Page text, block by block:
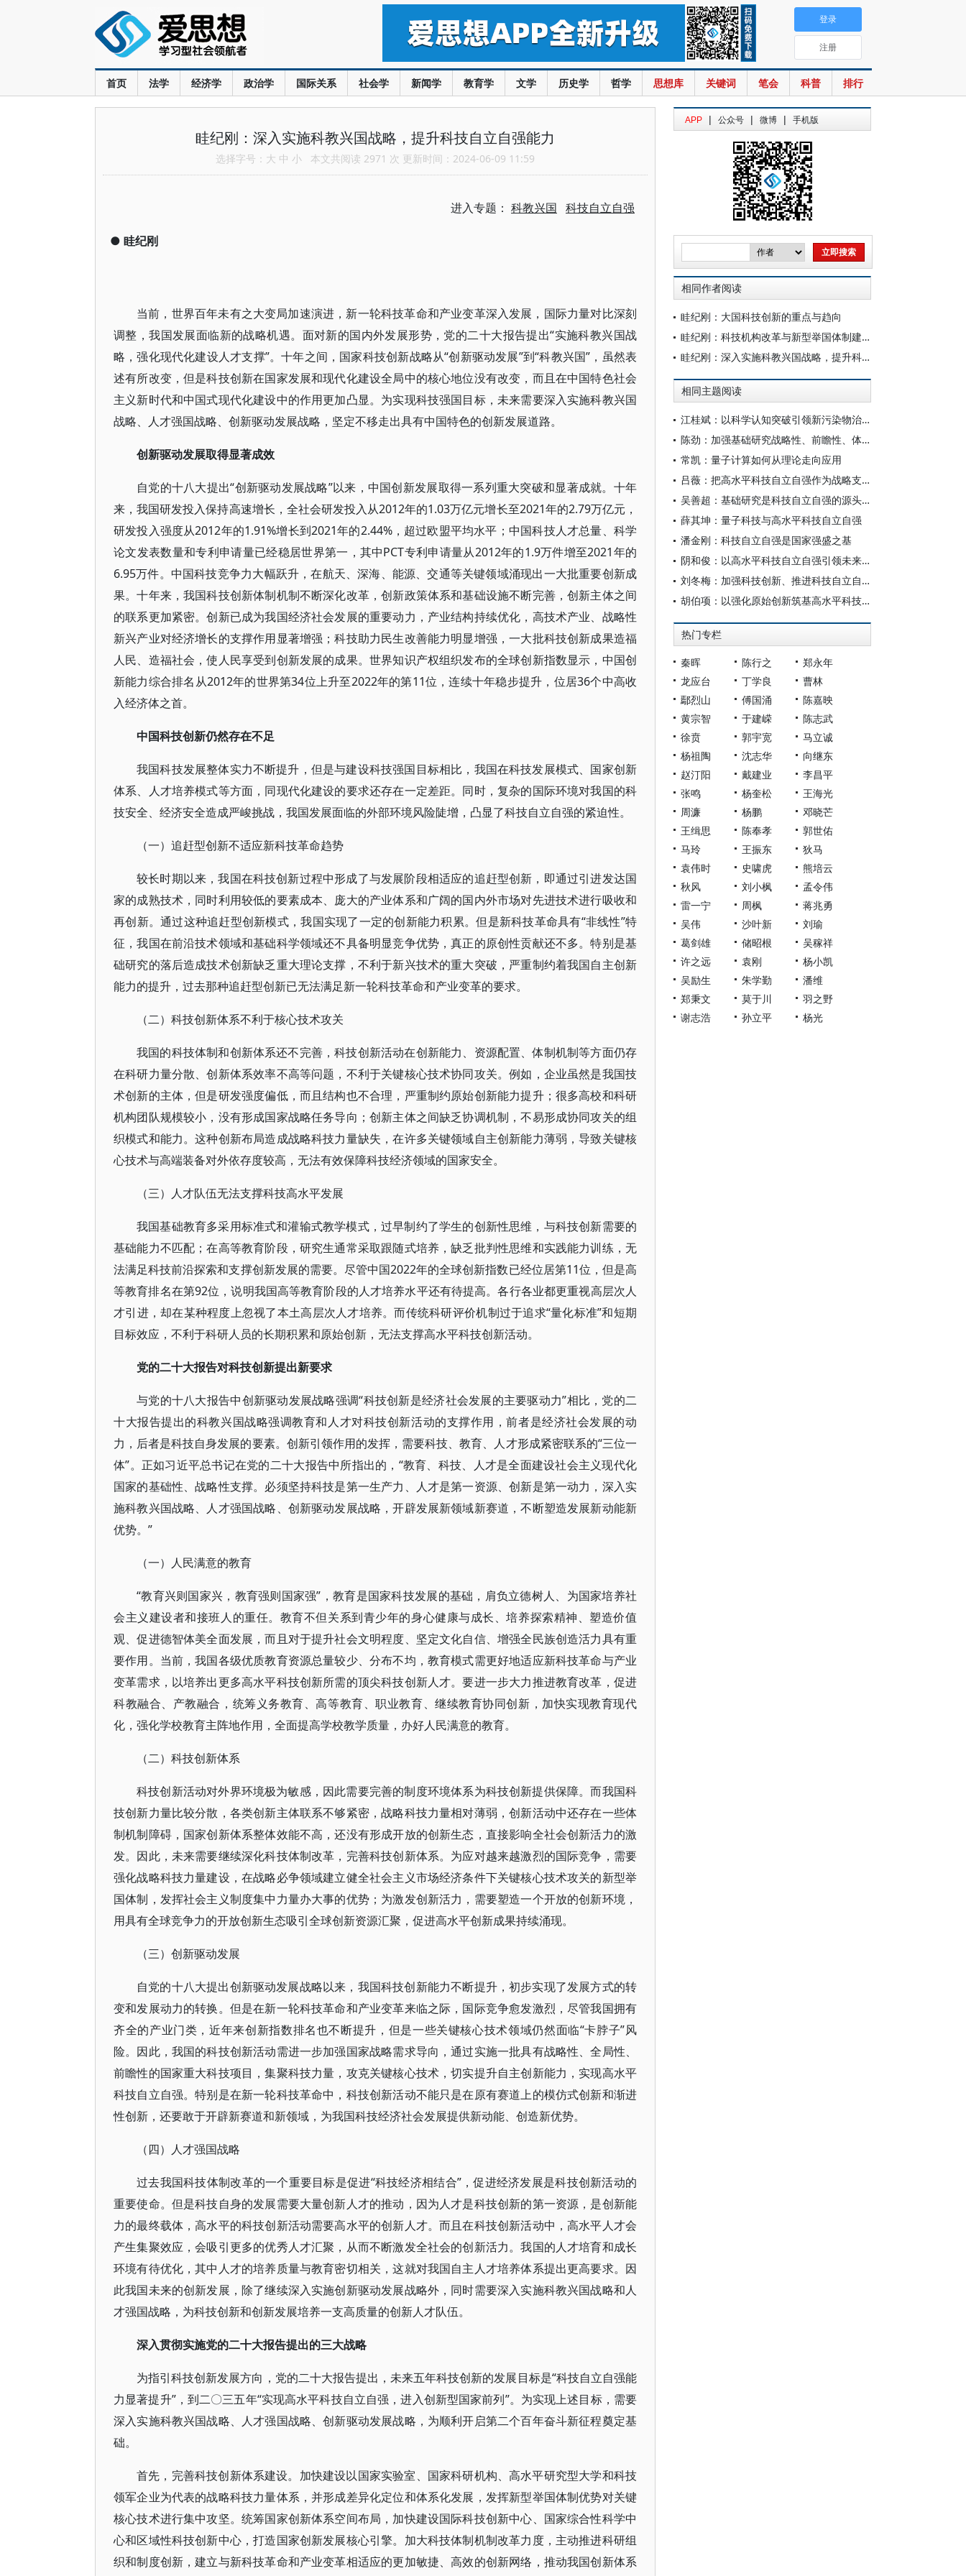
首页 法学 经济学 政治学 国际关系 社会学 新闻学 教育学 文学 历史学 哲学 思想库 关键词 笔会 科普 排行
登录
注册
眭纪刚：深入实施科教兴国战略，提升科技自立自强能力
选择字号： 大 中 小 本文共阅读 2971 次 更新时间：2024-06-09 11:59
进入专题： 科教兴国 科技自立自强
● 眭纪刚
当前，世界百年未有之大变局加速演进，新一轮科技革命和产业变革深入发展，国际力量对比深刻
调整，我国发展面临新的战略机遇。面对新的国内外发展形势，党的二十大报告提出“实施科教兴国战
略，强化现代化建设人才支撑”。十年之间，国家科技创新战略从“创新驱动发展”到“科教兴国”，虽然表
述有所改变，但是科技创新在国家发展和现代化建设全局中的核心地位没有改变，而且在中国特色社会
主义新时代和中国式现代化建设中的作用更加凸显。为实现科技强国目标，未来需要深入实施科教兴国
战略、人才强国战略、创新驱动发展战略，坚定不移走出具有中国特色的创新发展道路。
创新驱动发展取得显著成效
自党的十八大提出“创新驱动发展战略”以来，中国创新发展取得一系列重大突破和显著成就。十年
来，我国研发投入保持高速增长，全社会研发投入从2012年的1.03万亿元增长至2021年的2.79万亿元，
研发投入强度从2012年的1.91%增长到2021年的2.44%，超过欧盟平均水平；中国科技人才总量、科学
论文发表数量和专利申请量已经稳居世界第一，其中PCT专利申请量从2012年的1.9万件增至2021年的
6.95万件。中国科技竞争力大幅跃升，在航天、深海、能源、交通等关键领域涌现出一大批重要创新成
果。十年来，我国科技创新体制机制不断深化改革，创新政策体系和基础设施不断完善，创新主体之间
的联系更加紧密。创新已成为我国经济社会发展的重要动力，产业结构持续优化，高技术产业、战略性
新兴产业对经济增长的支撑作用显著增强；科技助力民生改善能力明显增强，一大批科技创新成果造福
人民、造福社会，使人民享受到创新发展的成果。世界知识产权组织发布的全球创新指数显示，中国创
新能力综合排名从2012年的世界第34位上升至2022年的第11位，连续十年稳步提升，位居36个中高收
入经济体之首。
中国科技创新仍然存在不足
我国科技发展整体实力不断提升，但是与建设科技强国目标相比，我国在科技发展模式、国家创新
体系、人才培养模式等方面，同现代化建设的要求还存在一定差距。同时，复杂的国际环境对我国的科
技安全、经济安全造成严峻挑战，我国发展面临的外部环境风险陡增，凸显了科技自立自强的紧迫性。
（一）追赶型创新不适应新科技革命趋势
较长时期以来，我国在科技创新过程中形成了与发展阶段相适应的追赶型创新，即通过引进发达国
家的成熟技术，同时利用较低的要素成本、庞大的产业体系和广阔的国内外市场对先进技术进行吸收和
再创新。通过这种追赶型创新模式，我国实现了一定的创新能力积累。但是新科技革命具有“非线性”特
征，我国在前沿技术领域和基础科学领域还不具备明显竞争优势，真正的原创性贡献还不多。特别是基
础研究的落后造成技术创新缺乏重大理论支撑，不利于新兴技术的重大突破，严重制约着我国自主创新
能力的提升，过去那种追赶型创新已无法满足新一轮科技革命和产业变革的要求。
（二）科技创新体系不利于核心技术攻关
我国的科技体制和创新体系还不完善，科技创新活动在创新能力、资源配置、体制机制等方面仍存
在科研力量分散、创新体系效率不高等问题，不利于关键核心技术协同攻关。例如，企业虽然是我国技
术创新的主体，但是研发强度偏低，而且结构也不合理，严重制约原始创新能力提升；很多高校和科研
机构团队规模较小，没有形成国家战略任务导向；创新主体之间缺乏协调机制，不易形成协同攻关的组
织模式和能力。这种创新布局造成战略科技力量缺失，在许多关键领域自主创新能力薄弱，导致关键核
心技术与高端装备对外依存度较高，无法有效保障科技经济领域的国家安全。
（三）人才队伍无法支撑科技高水平发展
我国基础教育多采用标准式和灌输式教学模式，过早制约了学生的创新性思维，与科技创新需要的
基础能力不匹配；在高等教育阶段，研究生通常采取跟随式培养，缺乏批判性思维和实践能力训练，无
法满足科技前沿探索和支撑创新发展的需要。尽管中国2022年的全球创新指数已经位居第11位，但是高
等教育排名在第92位，说明我国高等教育阶段的人才培养水平还有待提高。各行各业都更重视高层次人
才引进，却在某种程度上忽视了本土高层次人才培养。而传统科研评价机制过于追求“量化标准”和短期
目标效应，不利于科研人员的长期积累和原始创新，无法支撑高水平科技创新活动。
党的二十大报告对科技创新提出新要求
与党的十八大报告中创新驱动发展战略强调“科技创新是经济社会发展的主要驱动力”相比，党的二
十大报告提出的科教兴国战略强调教育和人才对科技创新活动的支撑作用，前者是经济社会发展的动
力，后者是科技自身发展的要素。创新引领作用的发挥，需要科技、教育、人才形成紧密联系的“三位一
体”。正如习近平总书记在党的二十大报告中所指出的，“教育、科技、人才是全面建设社会主义现代化
国家的基础性、战略性支撑。必须坚持科技是第一生产力、人才是第一资源、创新是第一动力，深入实
施科教兴国战略、人才强国战略、创新驱动发展战略，开辟发展新领域新赛道，不断塑造发展新动能新
优势。”
（一）人民满意的教育
“教育兴则国家兴，教育强则国家强”，教育是国家科技发展的基础，肩负立德树人、为国家培养社
会主义建设者和接班人的重任。教育不但关系到青少年的身心健康与成长、培养探索精神、塑造价值
观、促进德智体美全面发展，而且对于提升社会文明程度、坚定文化自信、增强全民族创造活力具有重
要作用。当前，我国各级优质教育资源总量较少、分布不均，教育模式需更好地适应新科技革命与产业
变革需求，以培养出更多高水平科技创新所需的顶尖科技创新人才。要进一步大力推进教育改革，促进
科教融合、产教融合，统筹义务教育、高等教育、职业教育、继续教育协同创新，加快实现教育现代
化，强化学校教育主阵地作用，全面提高学校教学质量，办好人民满意的教育。
（二）科技创新体系
科技创新活动对外界环境极为敏感，因此需要完善的制度环境体系为科技创新提供保障。而我国科
技创新力量比较分散，各类创新主体联系不够紧密，战略科技力量相对薄弱，创新活动中还存在一些体
制机制障碍，国家创新体系整体效能不高，还没有形成开放的创新生态，直接影响全社会创新活力的激
发。因此，未来需要继续深化科技体制改革，完善科技创新体系。为应对越来越激烈的国际竞争，需要
强化战略科技力量建设，在战略必争领域建立健全社会主义市场经济条件下关键核心技术攻关的新型举
国体制，发挥社会主义制度集中力量办大事的优势；为激发创新活力，需要塑造一个开放的创新环境，
用具有全球竞争力的开放创新生态吸引全球创新资源汇聚，促进高水平创新成果持续涌现。
（三）创新驱动发展
自党的十八大提出创新驱动发展战略以来，我国科技创新能力不断提升，初步实现了发展方式的转
变和发展动力的转换。但是在新一轮科技革命和产业变革来临之际，国际竞争愈发激烈，尽管我国拥有
齐全的产业门类，近年来创新指数排名也不断提升，但是一些关键核心技术领域仍然面临“卡脖子”风
险。因此，我国的科技创新活动需进一步加强国家战略需求导向，通过实施一批具有战略性、全局性、
前瞻性的国家重大科技项目，集聚科技力量，攻克关键核心技术，切实提升自主创新能力，实现高水平
科技自立自强。特别是在新一轮科技革命中，科技创新活动不能只是在原有赛道上的模仿式创新和渐进
性创新，还要敢于开辟新赛道和新领域，为我国科技经济社会发展提供新动能、创造新优势。
（四）人才强国战略
过去我国科技体制改革的一个重要目标是促进“科技经济相结合”，促进经济发展是科技创新活动的
重要使命。但是科技自身的发展需要大量创新人才的推动，因为人才是科技创新的第一资源，是创新能
力的最终载体，高水平的科技创新活动需要高水平的创新人才。而且在科技创新活动中，高水平人才会
产生集聚效应，会吸引更多的优秀人才汇聚，从而不断激发全社会的创新活力。我国的人才培育和成长
环境有待优化，其中人才的培养质量与教育密切相关，这就对我国自主人才培养体系提出更高要求。因
此我国未来的创新发展，除了继续深入实施创新驱动发展战略外，同时需要深入实施科教兴国战略和人
才强国战略，为科技创新和创新发展培养一支高质量的创新人才队伍。
深入贯彻实施党的二十大报告提出的三大战略
为指引科技创新发展方向，党的二十大报告提出，未来五年科技创新的发展目标是“科技自立自强能
力显著提升”，到二〇三五年“实现高水平科技自立自强，进入创新型国家前列”。为实现上述目标，需要
深入实施科教兴国战略、人才强国战略、创新驱动发展战略，为顺利开启第二个百年奋斗新征程奠定基
础。
首先，完善科技创新体系建设。加快建设以国家实验室、国家科研机构、高水平研究型大学和科技
领军企业为代表的战略科技力量体系，并形成差异化定位和体系化发展，发挥新型举国体制优势对关键
核心技术进行集中攻坚。统筹国家创新体系空间布局，加快建设国际科技创新中心、国家综合性科学中
心和区域性科技创新中心，打造国家创新发展核心引擎。加大科技体制机制改革力度，主动推进科研组
织和制度创新，建立与新科技革命和产业变革相适应的更加敏捷、高效的创新网络，推动我国创新体系
APP | 公众号 | 微博 | 手机版
相同作者阅读
眭纪刚：大国科技创新的重点与趋向
眭纪刚：科技机构改革与新型举国体制建设
眭纪刚：深入实施科教兴国战略，提升科技自立自强能力
相同主题阅读
江桂斌：以科学认知突破引领新污染物治理新格局
陈劲：加强基础研究战略性、前瞻性、体系化布局
常凯：量子计算如何从理论走向应用
吕薇：把高水平科技自立自强作为战略支撑
吴善超：基础研究是科技自立自强的源头活水
薛其坤：量子科技与高水平科技自立自强
潘金刚：科技自立自强是国家强盛之基
阴和俊：以高水平科技自立自强引领未来产业发展
刘冬梅：加强科技创新、推进科技自立自强的原创性贡献
胡伯项：以强化原始创新筑基高水平科技自立自强
热门专栏
秦晖 陈行之
郑永年
龙应台
丁学良
曹林
鄢烈山
傅国涌
陈嘉映
黄宗智
于建嵘
陈志武
徐贲
郭宇宽
马立诚
杨祖陶
沈志华
向继东
赵汀阳
戴建业
李昌平
张鸣
杨奎松
王海光
周濂
杨鹏
邓晓芒
王缉思
陈奉孝
郭世佑
马玲
王振东
狄马
袁伟时
史啸虎
熊培云
秋风
刘小枫
孟令伟
雷一宁
周枫
蒋兆勇
吴伟
沙叶新
刘瑜
葛剑雄
储昭根
吴稼祥
许之远
袁刚
杨小凯
吴励生
朱学勤
潘维
郑秉文
莫于川
羽之野
谢志浩
孙立平 杨光